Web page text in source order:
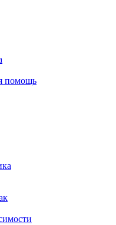
помощь